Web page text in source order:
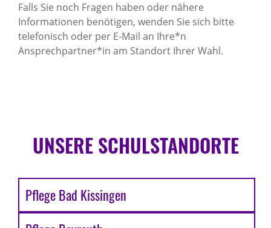
Falls Sie noch Fragen haben oder nähere
Informationen benötigen, wenden Sie sich bitte
telefonisch oder per E-Mail an Ihre*n
Ansprechpartner*in am Standort Ihrer Wahl.
UNSERE SCHULSTANDORTE
Pflege Bad Kissingen